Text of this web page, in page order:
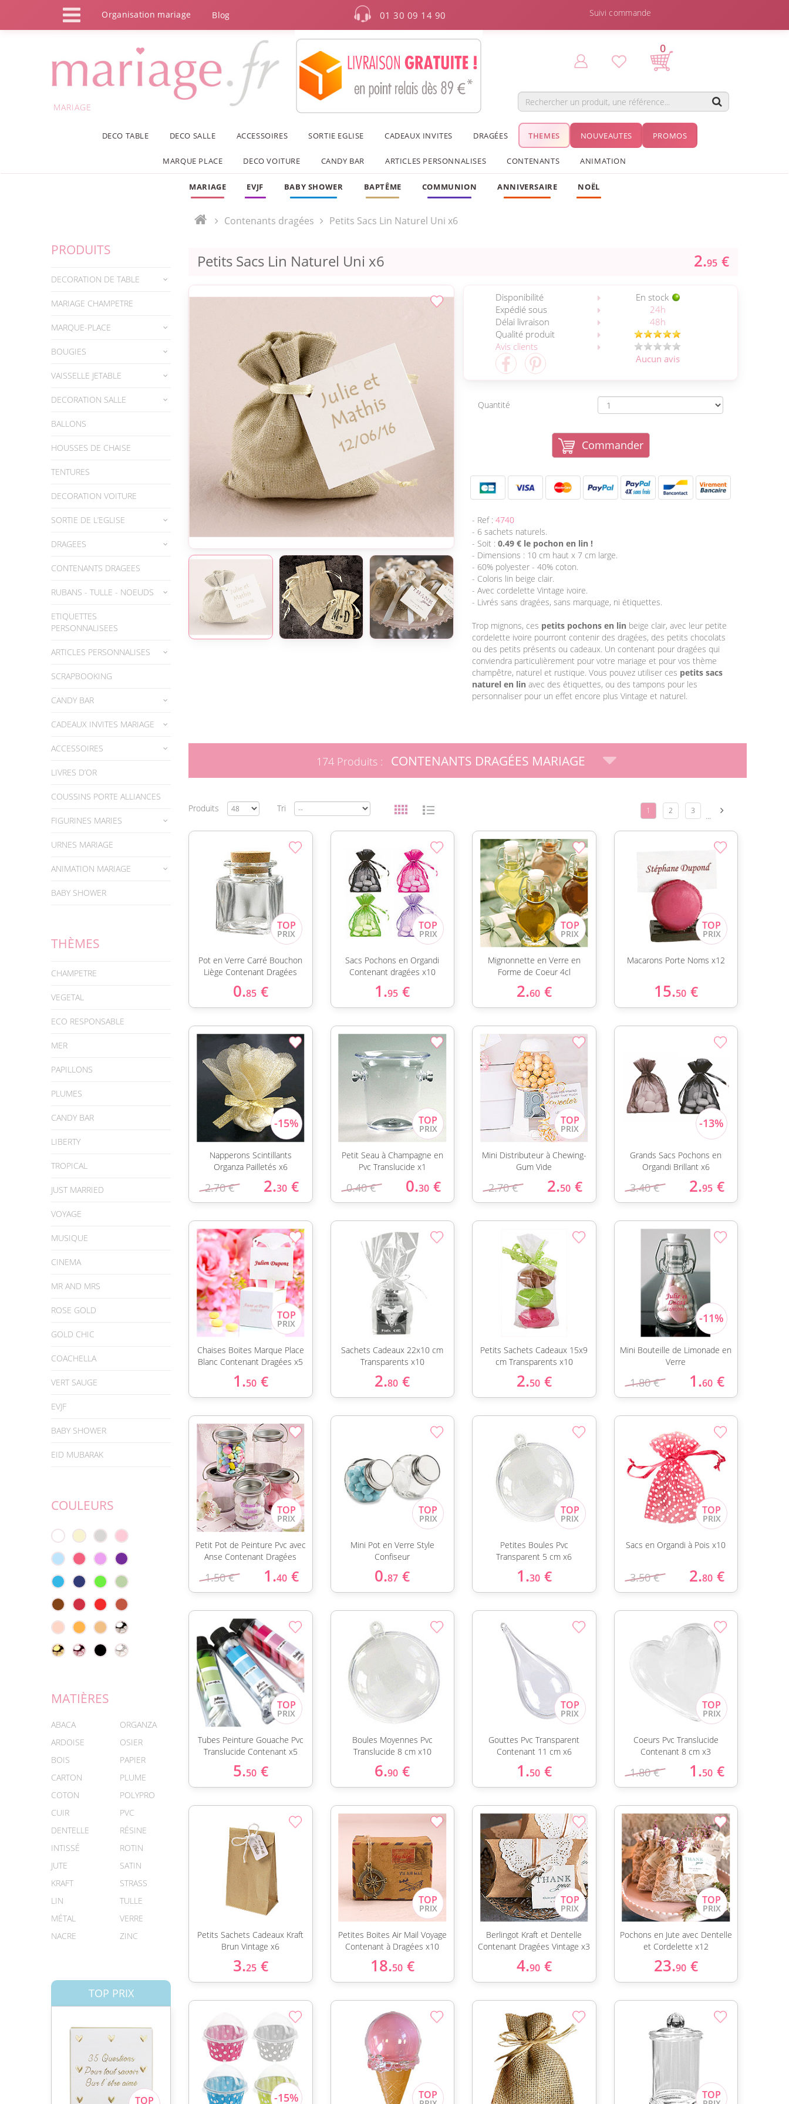
Organisation mariage Blog 01 30 09 14 90 Suivi commande
MARIAGE
0
DECO TABLE DECO SALLE ACCESSOIRES SORTIE EGLISE CADEAUX INVITES DRAGÉES THEMES NOUVEAUTES PROMOS
MARQUE PLACE DECO VOITURE CANDY BAR ARTICLES PERSONNALISES CONTENANTS ANIMATION
MARIAGE EVJF BABY SHOWER BAPTÊME COMMUNION ANNIVERSAIRE NOËL
PRODUITS
DECORATION DE TABLE
MARIAGE CHAMPETRE
MARQUE-PLACE
BOUGIES
VAISSELLE JETABLE
DECORATION SALLE
BALLONS
HOUSSES DE CHAISE
TENTURES
DECORATION VOITURE
SORTIE DE L’EGLISE
DRAGEES
CONTENANTS DRAGEES
RUBANS - TULLE - NOEUDS
ETIQUETTES
PERSONNALISEES
ARTICLES PERSONNALISES
SCRAPBOOKING
CANDY BAR
CADEAUX INVITES MARIAGE
ACCESSOIRES
LIVRES D’OR
COUSSINS PORTE ALLIANCES
FIGURINES MARIES
URNES MARIAGE
ANIMATION MARIAGE
BABY SHOWER
THÈMES
CHAMPETRE
VEGETAL
ECO RESPONSABLE
MER
PAPILLONS
PLUMES
CANDY BAR
LIBERTY
TROPICAL
JUST MARRIED
VOYAGE
MUSIQUE
CINEMA
MR AND MRS
ROSE GOLD
GOLD CHIC
COACHELLA
VERT SAUGE
EVJF
BABY SHOWER
EID MUBARAK
COULEURS
MATIÈRES
ABACA
ARDOISE
BOIS
CARTON
COTON
CUIR
DENTELLE
INTISSÉ
JUTE
KRAFT
LIN
MÉTAL
NACRE
ORGANZA
OSIER
PAPIER
PLUME
POLYPRO
PVC
RÉSINE
ROTIN
SATIN
STRASS
TULLE
VERRE
ZINC
TOP PRIX
Contenants dragées Petits Sacs Lin Naturel Uni x6
Petits Sacs Lin Naturel Uni x6 2.95 €
Disponibilité
En stock
Expédié sous
24h
Délai livraison
48h
Qualité produit
Avis clients
Aucun avis
Quantité
Commander
- Ref : 4740
- 6 sachets naturels.
- Soit : 0.49 € le pochon en lin !
- Dimensions : 10 cm haut x 7 cm large.
- 60% polyester - 40% coton.
- Coloris lin beige clair.
- Avec cordelette Vintage ivoire.
- Livrés sans dragées, sans marquage, ni étiquettes.
Trop mignons, ces petits pochons en lin beige clair, avec leur petite
cordelette ivoire pourront contenir des dragées, des petits chocolats
ou des petits présents ou cadeaux. Un contenant pour dragées qui
conviendra particulièrement pour votre mariage et pour vos thème
champêtre, naturel et rustique. Vous pouvez utiliser ces petits sacs
naturel en lin avec des étiquettes, ou des tampons pour les
personnaliser pour un effet encore plus Vintage et naturel.
174 Produits : CONTENANTS DRAGÉES MARIAGE
Produits Tri 1 2 3 ...
Pot en Verre Carré Bouchon
Liège Contenant Dragées
0.85 €
Sacs Pochons en Organdi
Contenant dragées x10
1.95 €
Mignonnette en Verre en
Forme de Coeur 4cl
2.60 €
Macarons Porte Noms x12
15.50 €
Napperons Scintillants
Organza Pailletés x6
2.70 € 2.30 €
Petit Seau à Champagne en
Pvc Translucide x1
0.40 € 0.30 €
Mini Distributeur à Chewing-
Gum Vide
2.70 € 2.50 €
Grands Sacs Pochons en
Organdi Brillant x6
3.40 € 2.95 €
Chaises Boites Marque Place
Blanc Contenant Dragées x5
1.50 €
Sachets Cadeaux 22x10 cm
Transparents x10
2.80 €
Petits Sachets Cadeaux 15x9
cm Transparents x10
2.50 €
Mini Bouteille de Limonade en
Verre
1.80 € 1.60 €
Petit Pot de Peinture Pvc avec
Anse Contenant Dragées
1.50 € 1.40 €
Mini Pot en Verre Style
Confiseur
0.87 €
Petites Boules Pvc
Transparent 5 cm x6
1.30 €
Sacs en Organdi à Pois x10
3.50 € 2.80 €
Tubes Peinture Gouache Pvc
Translucide Contenant x5
5.50 €
Boules Moyennes Pvc
Translucide 8 cm x10
6.90 €
Gouttes Pvc Transparent
Contenant 11 cm x6
1.50 €
Coeurs Pvc Translucide
Contenant 8 cm x3
1.80 € 1.50 €
Petits Sachets Cadeaux Kraft
Brun Vintage x6
3.25 €
Petites Boites Air Mail Voyage
Contenant à Dragées x10
18.50 €
Berlingot Kraft et Dentelle
Contenant Dragées Vintage x3
4.90 €
Pochons en Jute avec Dentelle
et Cordelette x12
23.90 €
Panneau de gestion des cookies